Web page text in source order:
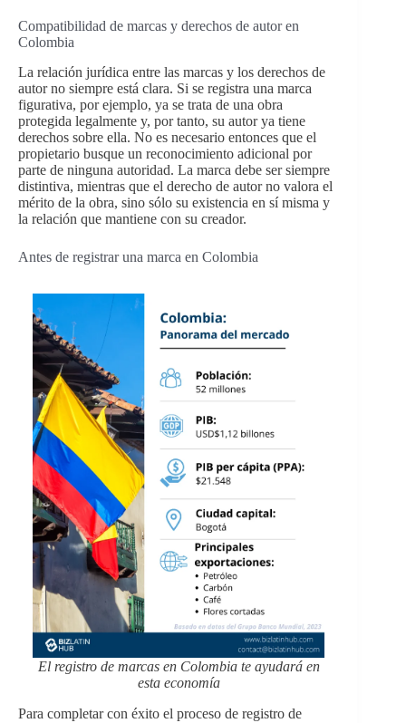
Compatibilidad de marcas y derechos de autor en
Colombia
La relación jurídica entre las marcas y los derechos de
autor no siempre está clara. Si se registra una marca
figurativa, por ejemplo, ya se trata de una obra
protegida legalmente y, por tanto, su autor ya tiene
derechos sobre ella. No es necesario entonces que el
propietario busque un reconocimiento adicional por
parte de ninguna autoridad. La marca debe ser siempre
distintiva, mientras que el derecho de autor no valora el
mérito de la obra, sino sólo su existencia en sí misma y
la relación que mantiene con su creador.
Antes de registrar una marca en Colombia
El registro de marcas en Colombia te ayudará en
esta economía
Para completar con éxito el proceso de registro de